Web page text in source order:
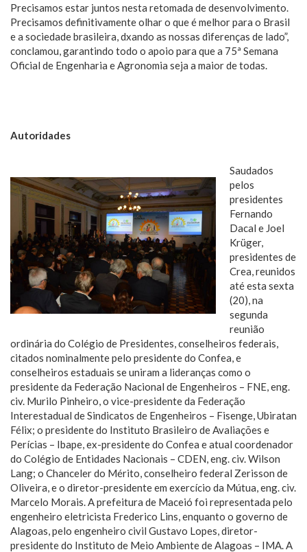
Precisamos estar juntos nesta retomada de desenvolvimento.
Precisamos definitivamente olhar o que é melhor para o Brasil
e a sociedade brasileira, dxando as nossas diferenças de lado”,
conclamou, garantindo todo o apoio para que a 75ª Semana
Oficial de Engenharia e Agronomia seja a maior de todas.
Autoridades
Saudados
pelos
presidentes
Fernando
Dacal e Joel
Krüger,
presidentes de
Crea, reunidos
até esta sexta
(20), na
segunda
reunião
ordinária do Colégio de Presidentes, conselheiros federais,
citados nominalmente pelo presidente do Confea, e
conselheiros estaduais se uniram a lideranças como o
presidente da Federação Nacional de Engenheiros – FNE, eng.
civ. Murilo Pinheiro, o vice-presidente da Federação
Interestadual de Sindicatos de Engenheiros – Fisenge, Ubiratan
Félix; o presidente do Instituto Brasileiro de Avaliações e
Perícias – Ibape, ex-presidente do Confea e atual coordenador
do Colégio de Entidades Nacionais – CDEN, eng. civ. Wilson
Lang; o Chanceler do Mérito, conselheiro federal Zerisson de
Oliveira, e o diretor-presidente em exercício da Mútua, eng. civ.
Marcelo Morais. A prefeitura de Maceió foi representada pelo
engenheiro eletricista Frederico Lins, enquanto o governo de
Alagoas, pelo engenheiro civil Gustavo Lopes, diretor-
presidente do Instituto de Meio Ambiente de Alagoas – IMA. A